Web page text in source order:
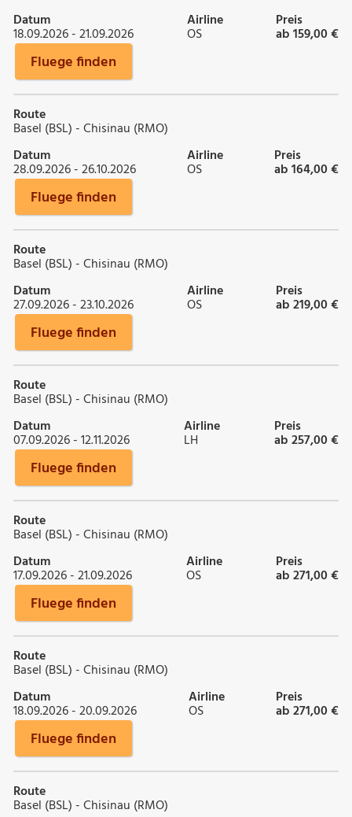
Datum
18.09.2026 - 21.09.2026
Airline
OS
Preis
ab 159,00 €
Fluege finden
Route
Basel (BSL) - Chisinau (RMO)
Datum
28.09.2026 - 26.10.2026
Airline
OS
Preis
ab 164,00 €
Fluege finden
Route
Basel (BSL) - Chisinau (RMO)
Datum
27.09.2026 - 23.10.2026
Airline
OS
Preis
ab 219,00 €
Fluege finden
Route
Basel (BSL) - Chisinau (RMO)
Datum
07.09.2026 - 12.11.2026
Airline
LH
Preis
ab 257,00 €
Fluege finden
Route
Basel (BSL) - Chisinau (RMO)
Datum
17.09.2026 - 21.09.2026
Airline
OS
Preis
ab 271,00 €
Fluege finden
Route
Basel (BSL) - Chisinau (RMO)
Datum
18.09.2026 - 20.09.2026
Airline
OS
Preis
ab 271,00 €
Fluege finden
Route
Basel (BSL) - Chisinau (RMO)